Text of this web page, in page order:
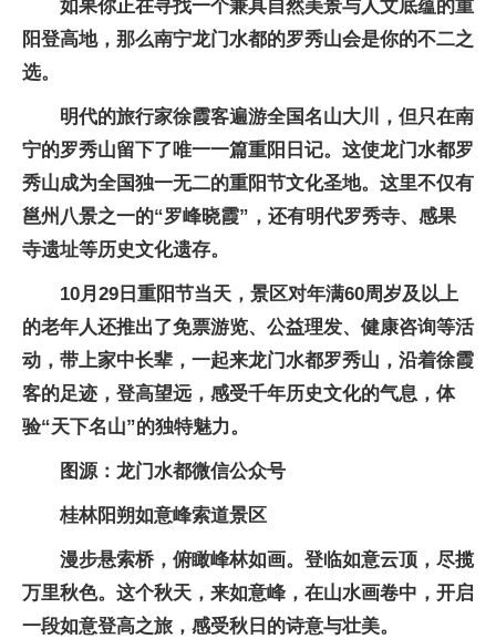
如果你正在寻找一个兼具自然美景与人文底蕴的重
阳登高地，那么南宁龙门水都的罗秀山会是你的不二之
选。
明代的旅行家徐霞客遍游全国名山大川，但只在南
宁的罗秀山留下了唯一一篇重阳日记。这使龙门水都罗
秀山成为全国独一无二的重阳节文化圣地。这里不仅有
邕州八景之一的“罗峰晓霞”，还有明代罗秀寺、感果
寺遗址等历史文化遗存。
10月29日重阳节当天，景区对年满60周岁及以上
的老年人还推出了免票游览、公益理发、健康咨询等活
动，带上家中长辈，一起来龙门水都罗秀山，沿着徐霞
客的足迹，登高望远，感受千年历史文化的气息，体
验“天下名山”的独特魅力。
图源：龙门水都微信公众号
桂林阳朔如意峰索道景区
漫步悬索桥，俯瞰峰林如画。登临如意云顶，尽揽
万里秋色。这个秋天，来如意峰，在山水画卷中，开启
一段如意登高之旅，感受秋日的诗意与壮美。